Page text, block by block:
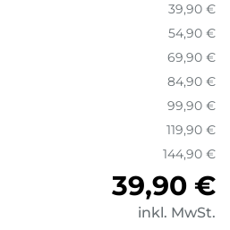
39,90 €
54,90 €
69,90 €
84,90 €
99,90 €
119,90 €
144,90 €
39,90 €
inkl. MwSt.